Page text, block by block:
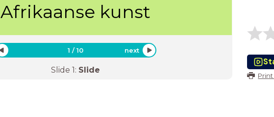
Afrikaanse kunst
1 /10 next
Slide 1: Slide